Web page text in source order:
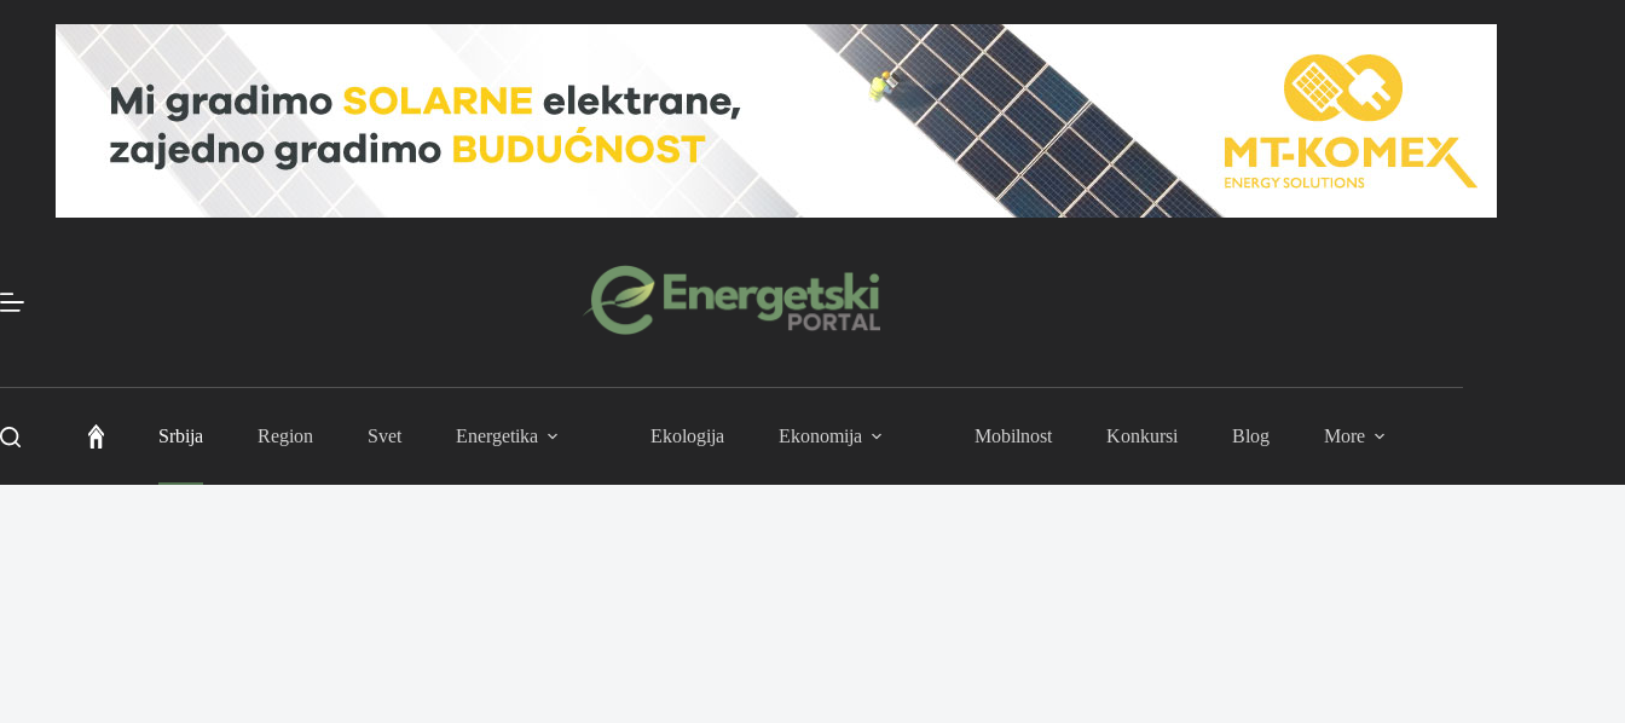
Srbija Region Svet Energetika Ekologija Ekonomija Mobilnost Konkursi Blog More